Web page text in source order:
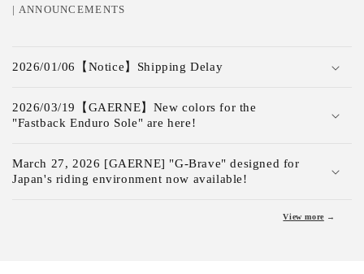
| ANNOUNCEMENTS
o
l
a
s
2026/01/06【Notice】Shipping Delay
2026/03/19【GAERNE】New colors for the
"Fastback Enduro Sole" are here!
March 27, 2026 [GAERNE] "G-Brave" designed for
Japan's riding environment now available!
View more →